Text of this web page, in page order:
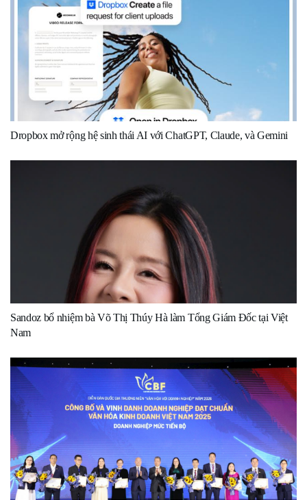
Dropbox mở rộng hệ sinh thái AI với ChatGPT, Claude, và Gemini
Sandoz bổ nhiệm bà Võ Thị Thúy Hà làm Tổng Giám Đốc tại Việt
Nam